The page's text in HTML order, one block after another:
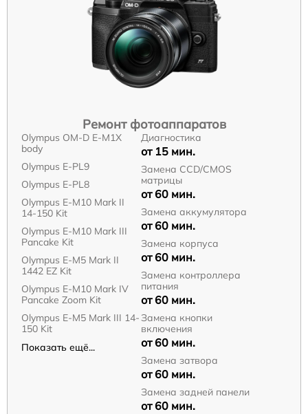
Ремонт фотоаппаратов
Olympus OM-D E-M1X
body
Olympus E‑PL9
Olympus E-PL8
Olympus E‑M10 Mark II
14-150 Kit
Olympus E-M10 Mark III
Pancake Kit
Olympus E‑M5 Mark II
1442 EZ Kit
Olympus E-M10 Mark IV
Pancake Zoom Kit
Olympus E‑M5 Mark III 14-
150 Kit
Показать ещё...
Диагностика
от 15 мин.
Замена CCD/CMOS
матрицы
от 60 мин.
Замена аккумулятора
от 60 мин.
Замена корпуса
от 60 мин.
Замена контроллера
питания
от 60 мин.
Замена кнопки
включения
от 60 мин.
Замена затвора
от 60 мин.
Замена задней панели
от 60 мин.